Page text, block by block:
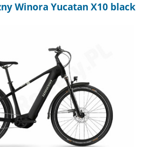
Winora Yucatan X10 black